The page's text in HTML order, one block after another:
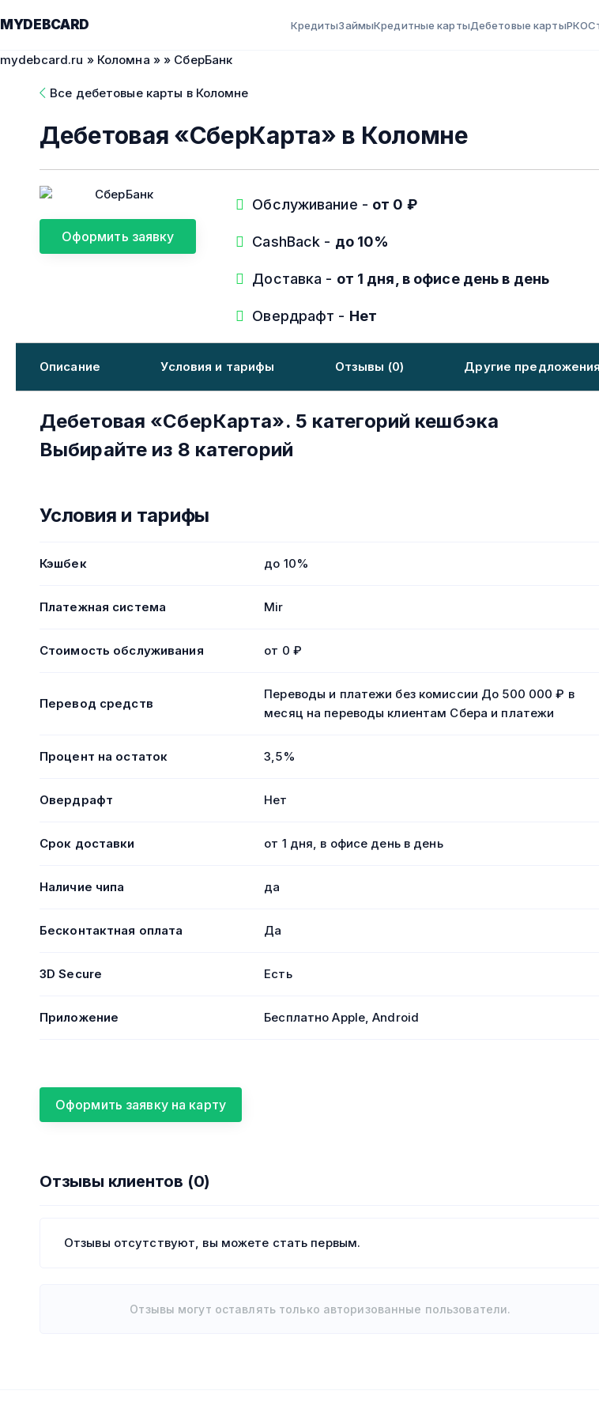
MYDEBCARD КредитыЗаймыКредитные картыДебетовые картыРКО
mydebcard.ru » Коломна »» СберБанк
Все дебетовые карты в Коломне
Дебетовая «СберКарта» в Коломне
Оформить заявку
Обслуживание - от 0 ₽
CashBack - до 10%
Доставка - от 1 дня, в офисе день в день
Овердрафт - Нет
Описание Условия и тарифы Отзывы (0) Другие предложения
Дебетовая «СберКарта». 5 категорий кешбэка
Выбирайте из 8 категорий
Условия и тарифы
Кэшбек до 10%
Платежная система Mir
Стоимость обслуживания от 0 ₽
Перевод средств
Переводы и платежи без комиссии До 500 000 ₽ в
месяц на переводы клиентам Сбера и платежи
Процент на остаток 3,5%
Овердрафт Нет
Срок доставки от 1 дня, в офисе день в день
Наличие чипа да
Бесконтактная оплата Да
3D Secure Есть
Приложение Бесплатно Apple, Android
Оформить заявку на карту
Отзывы клиентов (0)
Отзывы отсутствуют, вы можете стать первым.
Отзывы могут оставлять только авторизованные пользователи.